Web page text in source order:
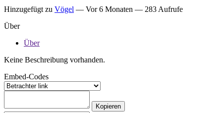
Hinzugefügt zu Vögel — Vor 6 Monaten — 283 Aufrufe
Über
Über
Keine Beschreibung vorhanden.
Embed-Codes
Kopieren